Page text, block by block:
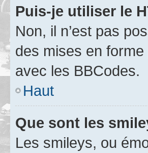
Puis-je utiliser le
Non, il n’est pas
des mises en
avec les BBCodes.
Haut
Que sont les
Les smileys, ou